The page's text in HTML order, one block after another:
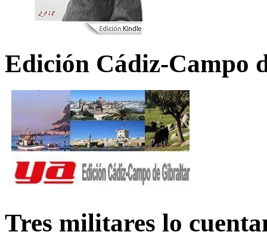
Edición Cádiz-Campo
Tres militares lo